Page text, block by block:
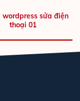
wordpress sửa điện
thoại 01